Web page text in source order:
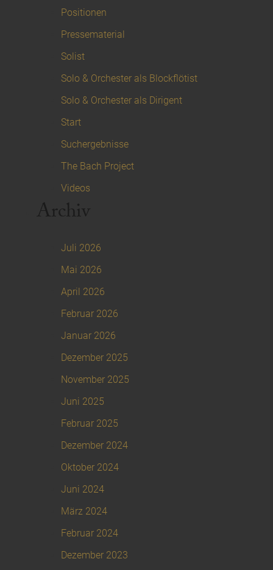
Positionen
Pressematerial
Solist
Solo & Orchester als Blockflötist
Solo & Orchester als Dirigent
Start
Suchergebnisse
The Bach Project
Videos
Archiv
Juli 2026
Mai 2026
April 2026
Februar 2026
Januar 2026
Dezember 2025
November 2025
Juni 2025
Februar 2025
Dezember 2024
Oktober 2024
Juni 2024
März 2024
Februar 2024
Dezember 2023